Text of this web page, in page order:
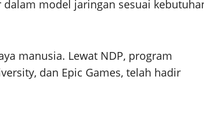
model jaringan sesuai
manusia. Lewat NDP, program
dan Epic Games, telah hadir